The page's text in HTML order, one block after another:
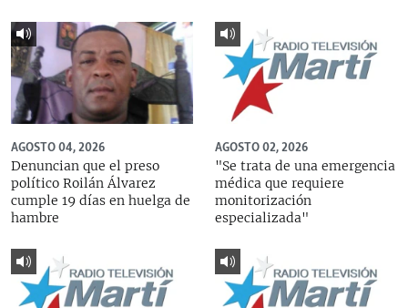
AGOSTO 04, 2026
Denuncian que el preso
político Roilán Álvarez
cumple 19 días en huelga de
hambre
AGOSTO 02, 2026
"Se trata de una emergencia
médica que requiere
monitorización
especializada"